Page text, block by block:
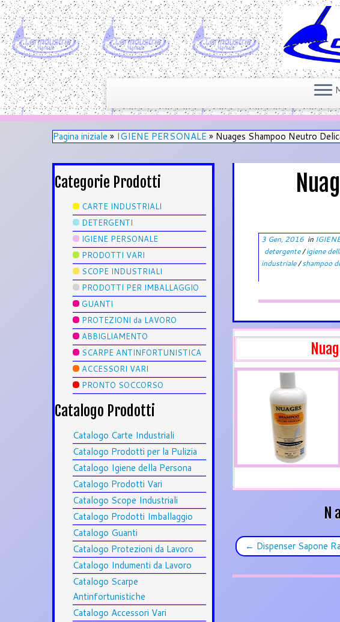
Pagina iniziale » IGIENE PERSONALE » Nuages Shampoo Neutro
Categorie Prodotti
CARTE INDUSTRIALI
DETERGENTI
IGIENE PERSONALE
PRODOTTI VARI
SCOPE INDUSTRIALI
PRODOTTI PER IMBALLAGGIO
GUANTI
PROTEZIONI da LAVORO
ABBIGLIAMENTO
SCARPE ANTINFORTUNISTICA
ACCESSORI VARI
PRONTO SOCCORSO
Catalogo Prodotti
Catalogo Carte Industriali
Catalogo Prodotti per la Pulizia
Catalogo Igiene della Persona
Catalogo Prodotti Vari
Catalogo Scope Industriali
Catalogo Prodotti Imballaggio
Catalogo Guanti
Catalogo Protezioni da Lavoro
Catalogo Indumenti da Lavoro
Catalogo Scarpe
Antinfortunistiche
Catalogo Accessori Vari
3 Gen, 2016in
detergente/igiene
industriale/shampoo
← Dispenser Sapone